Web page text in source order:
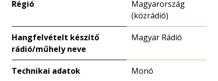
Régió
Magyarország
(közrádió)
Hangfelvételt készítő
rádió/műhely neve
Magyar Rádió
Technikai adatok Monó